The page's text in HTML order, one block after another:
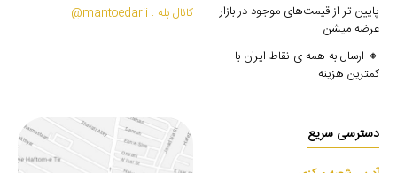
پایین تر از قیمت‌های موجود در بازار
عرضه میشن
🔸 ارسال به همه ی نقاط ایران با
کمترین هزینه
کانال بله : mantoedarii@
دسترسی سریع